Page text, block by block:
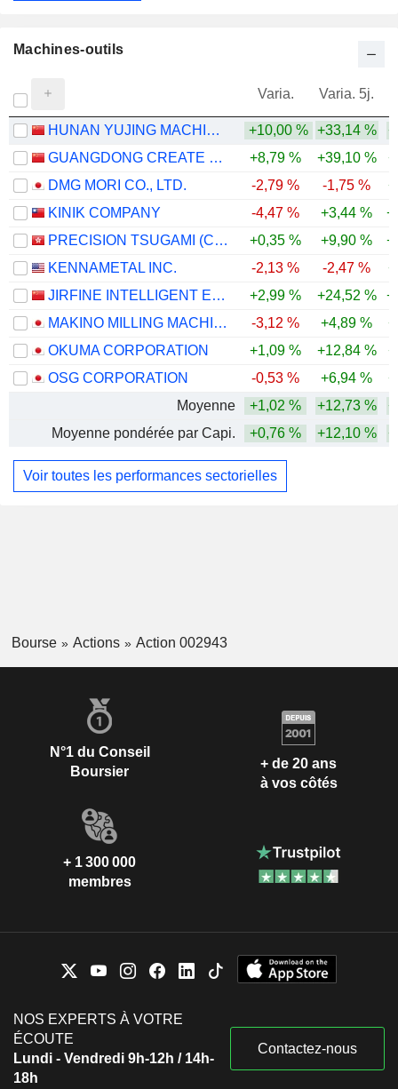
Machines-outils
Varia. Varia. 5j.
HUNAN YUJING MACHINERY CO.,LTD +10,00 % +33,14 %
GUANGDONG CREATE CENTURY INTELLIGENT EQUIPMENT GROUP CORPORATION LIMITED
+8,79 % +39,10 %
DMG MORI CO., LTD.
-2,79 % -1,75 %
KINIK COMPANY
-4,47 % +3,44 %
PRECISION TSUGAMI (CHINA) CORPORATION LIMITED
+0,35 % +9,90 %
KENNAMETAL INC.
-2,13 % -2,47 %
JIRFINE INTELLIGENT EQUIPMENT CO., LTD.
+2,99 % +24,52 %
MAKINO MILLING MACHINE CO., LTD.
-3,12 % +4,89 %
OKUMA CORPORATION
+1,09 % +12,84 %
OSG CORPORATION
-0,53 % +6,94 %
Moyenne
+1,02 % +12,73 %
Moyenne pondérée par Capi.
+0,76 % +12,10 %
Voir toutes les performances sectorielles
Bourse Actions Action 002943
N°1 du Conseil
Boursier
+ de 20 ans
à vos côtés
+ 1 300 000
membres
NOS EXPERTS À VOTRE
ÉCOUTE
Lundi - Vendredi 9h-12h / 14h-
18h
Contactez-nous